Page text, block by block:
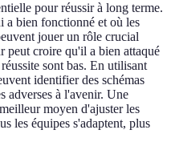
pour réussir à long terme.
a bien fonctionné et où les
jouer un rôle crucial
peut croire qu'il a bien attaqué
sont bas. En utilisant
identifier des schémas
adverses à l'avenir. Une
moyen d'ajuster les
les équipes s'adaptent, plus